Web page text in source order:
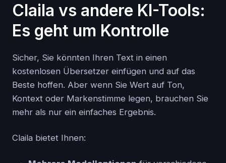
Claila vs andere KI-Tools:
Es geht um Kontrolle
Sicher, Sie könnten Ihren Text in einen
kostenlosen Übersetzer einfügen und auf das
Beste hoffen. Aber wenn Sie Wert auf Ton,
Kontext oder Markenstimme legen, brauchen Sie
mehr als nur ein einfaches Ergebnis.
Claila bietet Ihnen: